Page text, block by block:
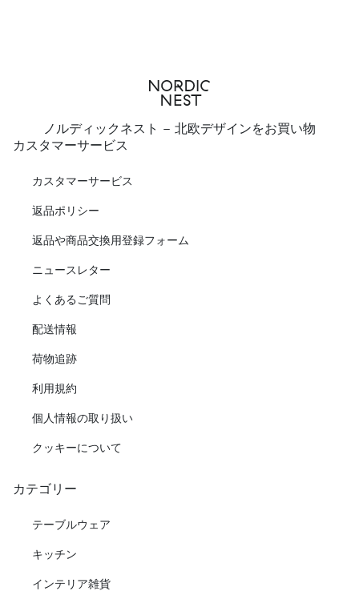
ノルディックネスト - 北欧デザインをお買い物
カスタマーサービス
カスタマーサービス
返品ポリシー
返品や商品交換用登録フォーム
ニュースレター
よくあるご質問
配送情報
荷物追跡
利用規約
個人情報の取り扱い
クッキーについて
カテゴリー
テーブルウェア
キッチン
インテリア雑貨